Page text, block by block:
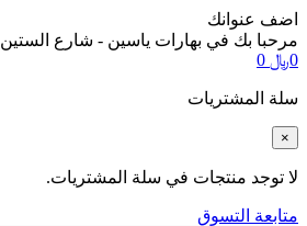
اضف عنوانك
مرحبا بك في بهارات ياسين - شارع الستين
0﷼ 0
سلة المشتريات
×
لا توجد منتجات في سلة المشتريات.
متابعة التسوق